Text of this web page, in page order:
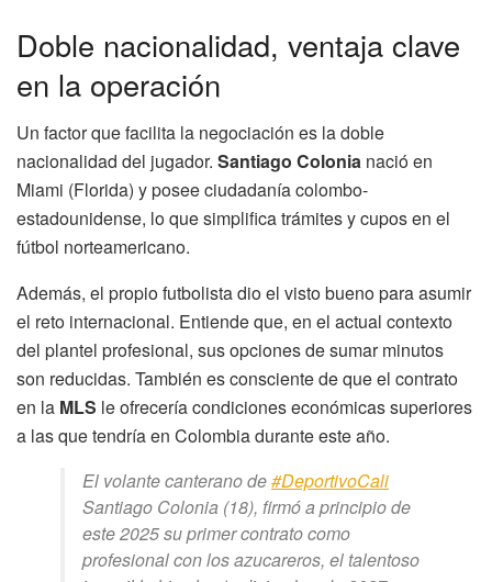
Doble nacionalidad, ventaja clave
en la operación
Un factor que facilita la negociación es la doble
nacionalidad del jugador. Santiago Colonia nació en
Miami (Florida) y posee ciudadanía colombo-
estadounidense, lo que simplifica trámites y cupos en el
fútbol norteamericano.
Además, el propio futbolista dio el visto bueno para asumir
el reto internacional. Entiende que, en el actual contexto
del plantel profesional, sus opciones de sumar minutos
son reducidas. También es consciente de que el contrato
en la MLS le ofrecería condiciones económicas superiores
a las que tendría en Colombia durante este año.
El volante canterano de#DeportivoCali
Santiago Colonia (18), firmó a principio de
este 2025 su primer contrato como
profesional con los azucareros, el talentoso